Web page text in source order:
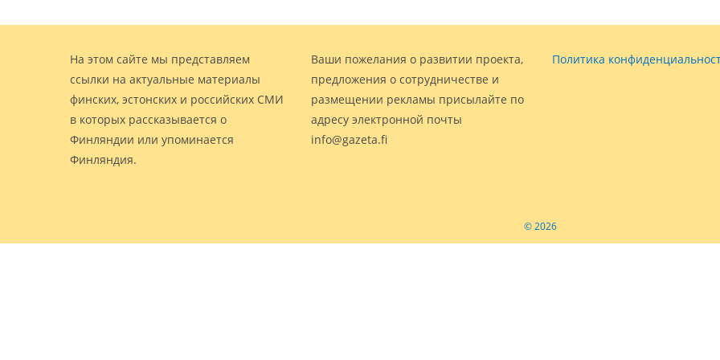
На этом сайте мы представляем
ссылки на актуальные материалы
финских, эстонских и российских СМИ
в которых рассказывается о
Финляндии или упоминается
Финляндия.
Ваши пожелания о развитии проекта,
предложения о сотрудничестве и
размещении рекламы присылайте по
адресу электронной почты
info@gazeta.fi
Политика
© 2026